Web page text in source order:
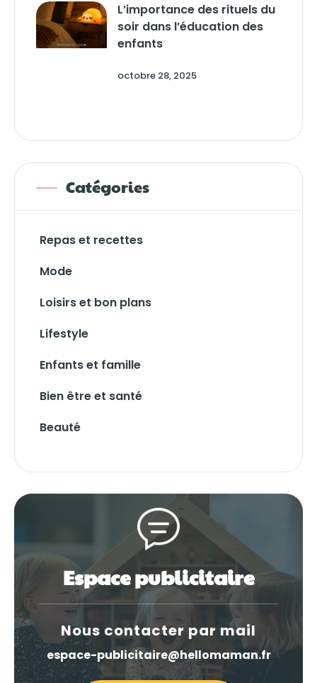
L’importance des rituels du
soir dans l’éducation des
enfants
octobre 28, 2025
Catégories
Repas et recettes
Mode
Loisirs et bon plans
Lifestyle
Enfants et famille
Bien être et santé
Beauté
Espace publicitaire
Nous contacter par mail
espace-publicitaire@hellomaman.fr